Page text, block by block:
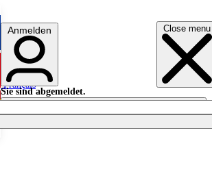
Close menu
English
Français
Anmelden
Sie sind abgemeldet.
Anmelden
Licht aus